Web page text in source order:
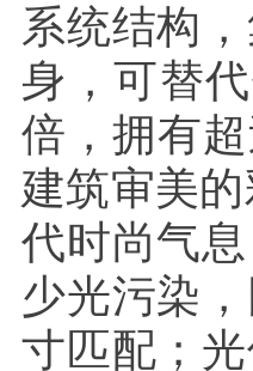
系统结构
身，可替
倍，拥有
建筑审美
代时尚气
少光污染
寸匹配；